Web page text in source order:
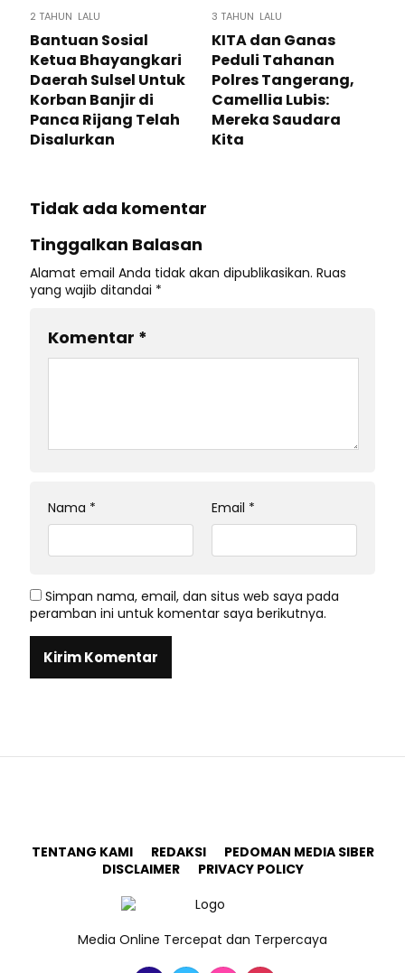
2 TAHUN LALU
Bantuan Sosial
Ketua Bhayangkari
Daerah Sulsel Untuk
Korban Banjir di
Panca Rijang Telah
Disalurkan
3 TAHUN LALU
KITA dan Ganas
Peduli Tahanan
Polres Tangerang,
Camellia Lubis:
Mereka Saudara
Kita
Tidak ada komentar
Tinggalkan Balasan
Alamat email Anda tidak akan dipublikasikan. Ruas
yang wajib ditandai *
Komentar *
Nama * Email *
Simpan nama, email, dan situs web saya pada
peramban ini untuk komentar saya berikutnya.
TENTANG KAMI REDAKSI
PEDOMAN MEDIA SIBER
DISCLAIMER
PRIVACY POLICY
Media Online Tercepat dan Terpercaya